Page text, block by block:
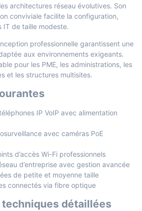
architectures réseau évolutives. Son
conviviale facilite la configuration,
IT de taille modeste.
professionnelle garantissent une
aux environnements exigeants.
pour les PME, les administrations, les
et les structures multisites.
IP VoIP avec alimentation
avec caméras PoE
d’accès Wi-Fi professionnels
d’entreprise avec gestion avancée
de petite et moyenne taille
connectés via fibre optique
détaillées